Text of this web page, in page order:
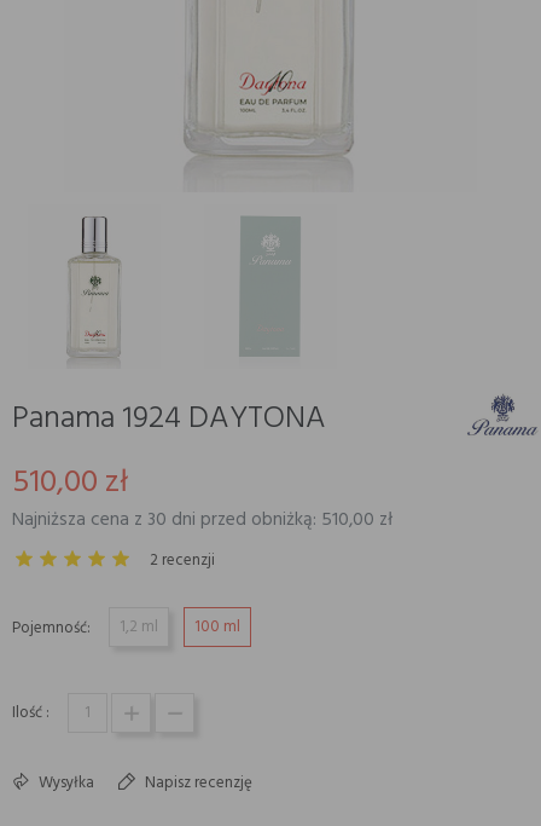
Panama 1924 DAYTONA
510,00 zł
Najniższa cena z 30 dni przed obniżką: 510,00 zł
2 recenzji
Pojemność: 1,2 ml 100 ml
Ilość :
Wysyłka Napisz recenzję